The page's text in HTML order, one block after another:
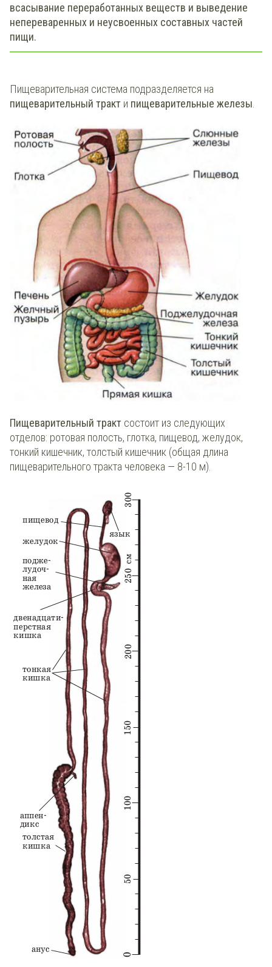
всасывание переработанных веществ и выведение
непереваренных и неусвоенных составных частей
пищи.
Пищеварительная система подразделяется на
пищеварительный тракт и пищеварительные железы
Пищеварительный тракт состоит из следующих
отделов: ротовая полость, глотка, пищевод, желудок,
тонкий кишечник, толстый кишечник (общая длина
пищеварительного тракта человека — 8-10 м).